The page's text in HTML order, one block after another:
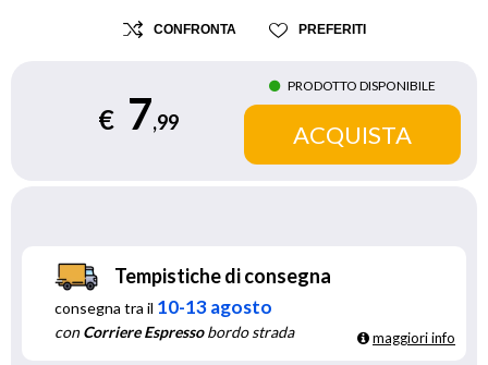
CONFRONTA PREFERITI
€ 7,99
PRODOTTO DISPONIBILE
Tempistiche di consegna
consegna tra il 10-13 agosto
conCorriere Espressobordo strada maggiori info